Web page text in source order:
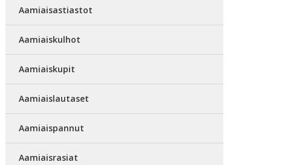
Aamiaisastiastot
Aamiaiskulhot
Aamiaiskupit
Aamiaislautaset
Aamiaispannut
Aamiaisrasiat